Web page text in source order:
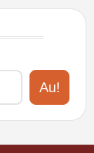
Au!